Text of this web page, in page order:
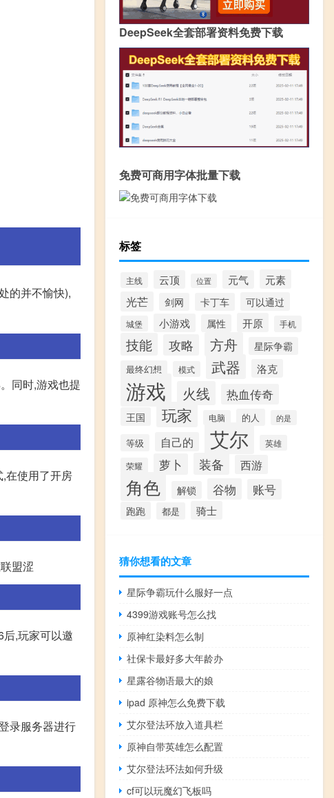
的并不愉快),
同时,游戏也提
在使用了开房
盟涩
,玩家可以邀
录服务器进行
DeepSeek全套部署资料免费下载
免费可商用字体批量下载
标签
主线 云顶 位置 元气 元素
光芒 剑网 卡丁车 可以通过
城堡 小游戏 属性 开原 手机
技能 攻略 方舟 星际争霸
最终幻想 模式 武器 洛克
游戏 火线 热血传奇
王国 玩家 电脑 的人 的是
等级 自己的 艾尔
英雄
荣耀
萝卜 装备 西游
角色 解锁 谷物 账号
跑跑 都是 骑士
猜你想看的文章
星际争霸玩什么服好一点
4399游戏账号怎么找
原神红染料怎么制
社保卡最好多大年龄办
星露谷物语最大的娘
ipad 原神怎么免费下载
艾尔登法环放入道具栏
原神自带英雄怎么配置
艾尔登法环法如何升级
cf可以玩魔幻飞板吗